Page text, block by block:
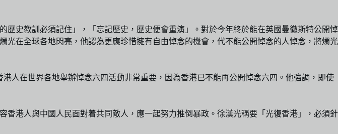
史教訓必須記住」，「忘記歷史，歷史便會重演」。對於今年終於能在英國曼徹斯特公開悼
在全球各地閃亮，他認為更應珍惜擁有自由悼念的機會，代不能公開悼念的人悼念，將燭光
人在世界各地舉辦悼念六四活動非常重要，因為香港已不能再公開悼念六四。他強調，即使
港人與中國人民面對着共同敵人，應一起努力推倒暴政。徐漢光稱要「光復香港」，必須針